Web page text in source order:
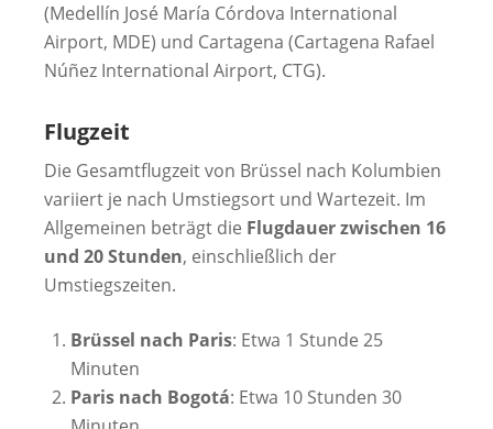
(Medellín José María Córdova International
Airport, MDE) und Cartagena (Cartagena Rafael
Núñez International Airport, CTG).
Flugzeit
Die Gesamtflugzeit von Brüssel nach Kolumbien
variiert je nach Umstiegsort und Wartezeit. Im
Allgemeinen beträgt die Flugdauer zwischen 16
und 20 Stunden, einschließlich der
Umstiegszeiten.
Brüssel nach Paris: Etwa 1 Stunde 25
Minuten
Paris nach Bogotá: Etwa 10 Stunden 30